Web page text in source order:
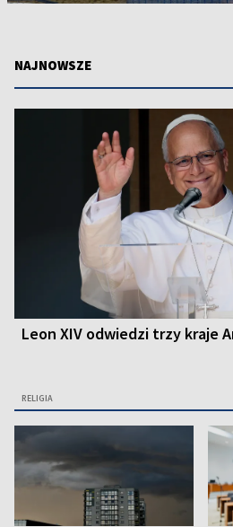
NAJNOWSZE
Leon XIV odwiedzi trzy kraje
RELIGIA